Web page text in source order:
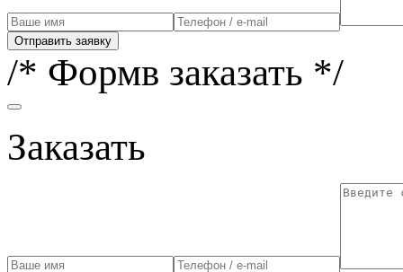
Отправить заявку
/* Формв заказать */
Заказать